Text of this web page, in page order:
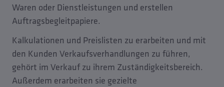
Waren oder Dienstleistungen und erstellen
Auftragsbegleitpapiere.
Kalkulationen und Preislisten zu erarbeiten und mit
den Kunden Verkaufsverhandlungen zu führen,
gehört im Verkauf zu ihrem Zuständigkeitsbereich.
Außerdem erarbeiten sie gezielte